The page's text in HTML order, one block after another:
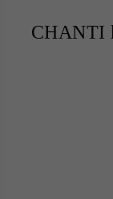
CHANTI